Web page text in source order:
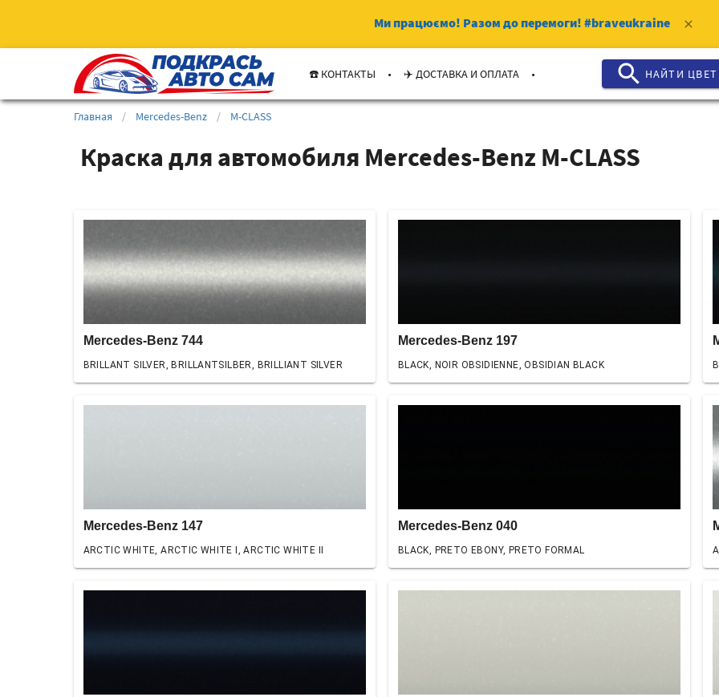
Ми працюємо! Разом до перемоги! #braveukraine clear
☎️ КОНТАКТЫ . ✈️ ДОСТАВКА И ОПЛАТА . search НАЙТИ ЦВЕТ
Главная / Mercedes-Benz / M-CLASS
Краска для автомобиля Mercedes-Benz M-CLASS
Mercedes-Benz 744
BRILLANT SILVER, BRILLANTSILBER, BRILLIANT SILVER
Mercedes-Benz 197
BLACK, NOIR OBSIDIENNE, OBSIDIAN BLACK
Mercedes-Benz 147
ARCTIC WHITE, ARCTIC WHITE I, ARCTIC WHITE II
Mercedes-Benz 040
BLACK, PRETO EBONY, PRETO FORMAL